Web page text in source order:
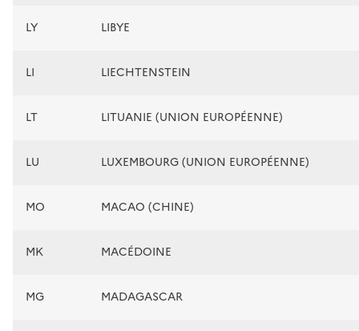
LY LIBYE
LI LIECHTENSTEIN
LT LITUANIE (UNION EUROPÉENNE)
LU LUXEMBOURG (UNION EUROPÉENNE)
MO MACAO (CHINE)
MK MACÉDOINE
MG MADAGASCAR